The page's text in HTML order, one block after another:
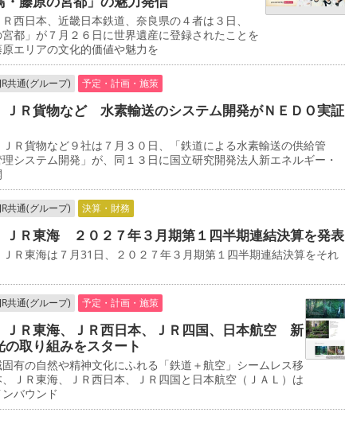
西日本、近畿日本鉄道、奈良県の４者は３日、
宮都」が７月２６日に世界遺産に登録されたことを
エリアの文化的価値や魅力を
JR共通(グループ) 予定・計画・施策
ＪＲ貨物など 水素輸送のシステム開発がＮＥＤＯ実証
Ｒ貨物など９社は７月３０日、「鉄道による水素輸送の供給管
システム開発」が、同１３日に国立研究開発法人新エネルギー・
JR共通(グループ) 決算・財務
ＪＲ東海 ２０２７年３月期第１四半期連結決算を発表
Ｒ東海は７月31日、２０２７年３月期第１四半期連結決算をそれ
JR共通(グループ) 予定・計画・施策
ＪＲ東海、ＪＲ西日本、ＪＲ四国、日本航空 新
の取り組みをスタート
有の自然や精神文化にふれる「鉄道＋航空」シームレス移
ＪＲ東海、ＪＲ西日本、ＪＲ四国と日本航空（ＪＡＬ）は
バウンド